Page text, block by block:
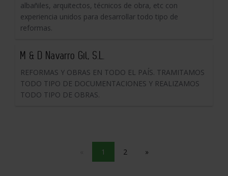
albañiles, arquitectos, técnicos de obra, etc con
experiencia unidos para desarrollar todo tipo de
reformas.
M & D Navarro Gil, S.L.
REFORMAS Y OBRAS EN TODO EL PAÍS. TRAMITAMOS
TODO TIPO DE DOCUMENTACIONES Y REALIZAMOS
TODO TIPO DE OBRAS.
1 2 »